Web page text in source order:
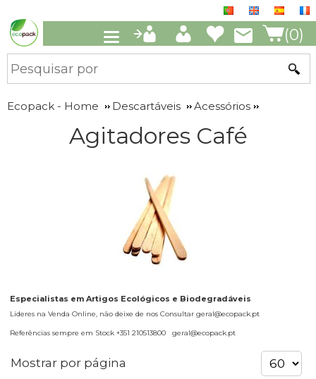
(0)
Ecopack - Home Descartáveis Acessórios
Agitadores Café
Especialistas em Artigos Ecológicos e Biodegradáveis
Lideres na Venda Online, não deixe de nos Consultar geral@ecopack.pt
Referências sempre em Stock +351 210513800 geral@ecopack.pt
Mostrar por página